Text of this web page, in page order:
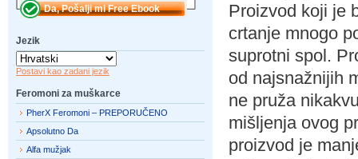
Proizvod koji je
crtanje mnogo
suprotni spol.
od najsnažnijih
ne pruža
mišljenja ovog
proizvod je
Jezik
Postavi kao zadani jezik
Feromoni za muškarce
PherX Feromoni – PREPORUČENO
Apsolutno Da
Alfa mužjak